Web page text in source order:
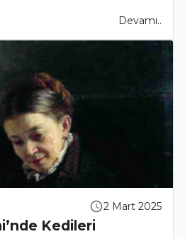
Devamı..
2 Mart 2025
Kedileri